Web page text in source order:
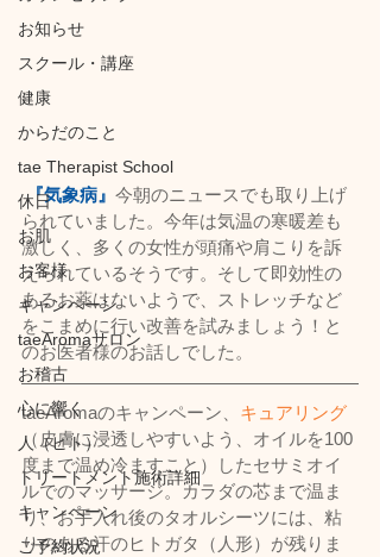
お知らせ
スクール・講座
健康
からだのこと
tae Therapist School
休日
お肌
お客様
キャンペーン
taeAromaサロン
お稽古
心に響く
人（ヒト）
トリートメント施術詳細
キャンペーン
ご予約状況
『気象病』 今朝のニュースでも取り上げ
られていました。今年は気温の寒暖差も
激しく、多くの女性が頭痛や肩こりを訴
えられているそうです。そして即効性の
あるお薬はないようで、ストレッチなど
をこまめに行い改善を試みましょう！と
のお医者様のお話しでした。
taeAromaのキャンペーン、 キュアリング
（皮膚に浸透しやすいよう、オイルを100
度まで温め冷ますこと）したセサミオイ
ルでのマッサージ。カラダの芯まで温ま
り、お手入れ後のタオルシーツには、粘
りのある汗のヒトガタ（人形）が残りま